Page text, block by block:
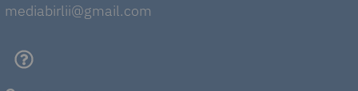
mediabirlii@gmail.com